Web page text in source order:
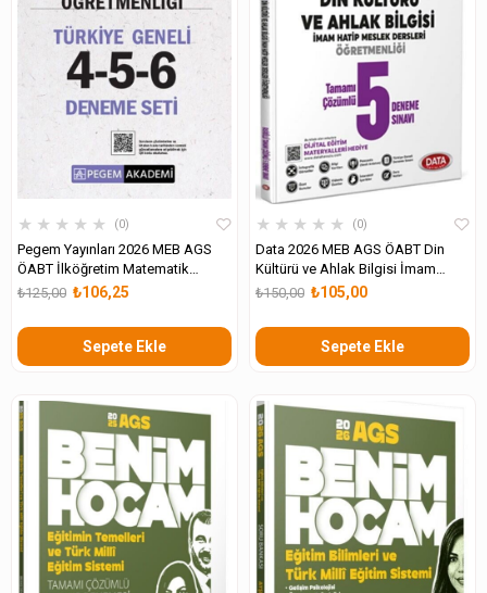
★ ★ ★ ★ ★ 0
Pegem Yayınları 2026 MEB AGS
ÖABT İlköğretim Matematik
Öğretmenliği Tamamı Çözümlü
₺106,25
₺125,00
Sepete Ekle
★ ★ ★ ★ ★ 0
Data 2026 MEB AGS ÖABT Din
Kültürü ve Ahlak Bilgisi İmam
Hatip Meslek Dersleri
₺105,00
₺150,00
Sepete Ekle